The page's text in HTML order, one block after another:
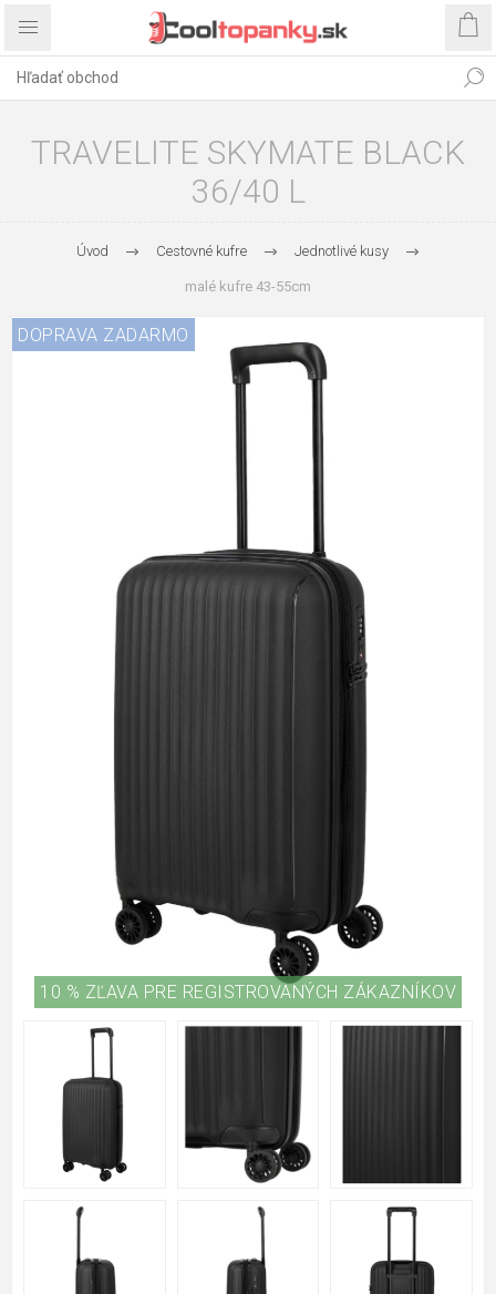
TRAVELITE SKYMATE BLACK
36/40 L
Úvod Cestovné kufre Jednotlivé kusy
malé kufre 43-55cm
DOPRAVA ZADARMO
10 % ZĽAVA PRE REGISTROVANÝCH ZÁKAZNÍKOV